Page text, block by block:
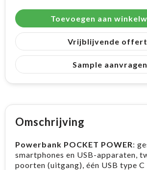
Toevoegen aan
Vrijblijvende
Sample aanvragen
Omschrijving
Powerbank POCKET POWER:
smartphones en USB-apparaten,
poorten (uitgang), één USB type